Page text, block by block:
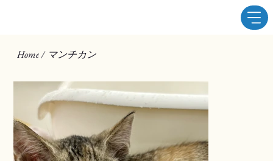
Home / マンチカン